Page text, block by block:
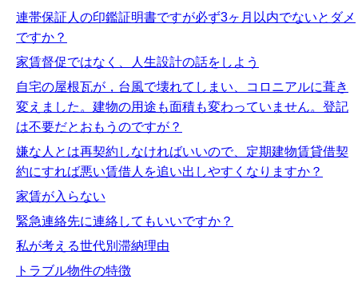
連帯保証人の印鑑証明書ですが必ず3ヶ月以内でないとダメ
ですか？
家賃督促ではなく、人生設計の話をしよう
自宅の屋根瓦が，台風で壊れてしまい、コロニアルに葺き
変えました。建物の用途も面積も変わっていません。登記
は不要だとおもうのですが？
嫌な人とは再契約しなければいいので、定期建物賃貸借契
約にすれば悪い賃借人を追い出しやすくなりますか？
家賃が入らない
緊急連絡先に連絡してもいいですか？
私が考える世代別滞納理由
トラブル物件の特徴